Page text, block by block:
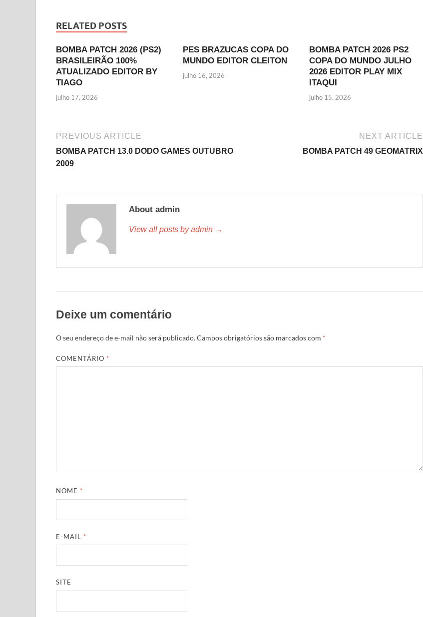
RELATED POSTS
BOMBA PATCH 2026 (PS2)
BRASILEIRÃO 100%
ATUALIZADO EDITOR BY
TIAGO
julho 17, 2026
PES BRAZUCAS COPA DO
MUNDO EDITOR CLEITON
julho 16, 2026
BOMBA PATCH 2026 PS2
COPA DO MUNDO JULHO
2026 EDITOR PLAY MIX
ITAQUI
julho 15, 2026
PREVIOUS ARTICLE
BOMBA PATCH 13.0 DODO GAMES OUTUBRO
2009
NEXT ARTICLE
BOMBA PATCH 49 GEOMATRIX
About admin
View all posts by admin →
Deixe um comentário
O seu endereço de e-mail não será publicado.Campos obrigatórios são marcados com *
COMENTÁRIO *
NOME *
E-MAIL *
SITE